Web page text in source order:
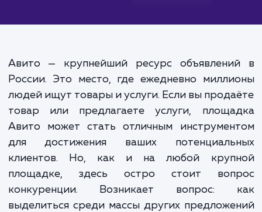
Авито — крупнейший ресурс
людей ищут товары и услуги. Если вы
товар или предлагаете услуги,
Авито может стать отличным
для достижения ваших